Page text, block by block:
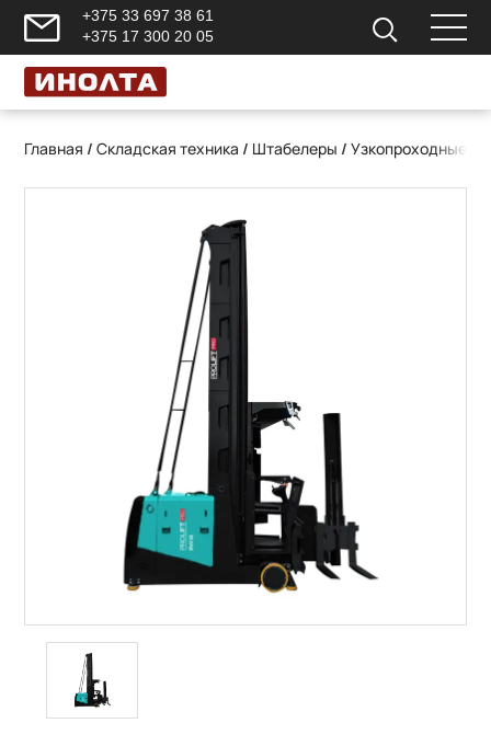
+375 33 697 38 61
+375 17 300 20 05
Главная /Складская техника / Штабелеры /Узкопроходные